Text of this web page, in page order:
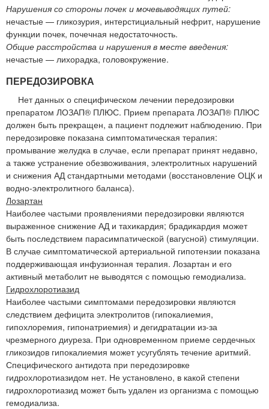
Нарушения со стороны почек и мочевыводящих путей:
нечастые — гликозурия, интерстициальный нефрит, нарушение
функции почек, почечная недостаточность.
Общие расстройства и нарушения в месте введения:
нечастые — лихорадка, головокружение.
ПЕРЕДОЗИРОВКА
Нет данных о специфическом лечении передозировки
препаратом ЛОЗАП® ПЛЮС. Прием препарата ЛОЗАП® ПЛЮС
должен быть прекращен, а пациент подлежит наблюдению. При
передозировке показана симптоматическая терапия:
промывание желудка в случае, если препарат принят недавно,
а также устранение обезвоживания, электролитных нарушений
и снижения АД стандартными методами (восстановление ОЦК и
водно-электролитного баланса).
Лозартан
Наиболее частыми проявлениями передозировки являются
выраженное снижение АД и тахикардия; брадикардия может
быть последствием парасимпатической (вагусной) стимуляции.
В случае симптоматической артериальной гипотензии показана
поддерживающая инфузионная терапия. Лозартан и его
активный метаболит не выводятся с помощью гемодиализа.
Гидрохлоротиазид
Наиболее частыми симптомами передозировки являются
следствием дефицита электролитов (гипокалиемия,
гипохлоремия, гипонатриемия) и дегидратации из-за
чрезмерного диуреза. При одновременном приеме сердечных
гликозидов гипокалиемия может усугублять течение аритмий.
Специфического антидота при передозировке
гидрохлоротиазидом нет. Не установлено, в какой степени
гидрохлоротиазид может быть удален из организма с помощью
гемодиализа.